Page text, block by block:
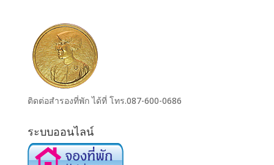
ติดต่อสำรองที่พัก ได้ที่ โทร.087-600-0686
ระบบออนไลน์